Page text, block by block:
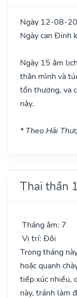
Ngày 12-08-
Ngày can Đinh
Ngày 15 âm
thân mình và
tổn thương, va
này.
* Theo Hải
Thai thần
Tháng âm: 7
Vị trí: Đôi
Trong tháng
hoặc quanh
tiếp xúc nhiều,
này, tránh làm